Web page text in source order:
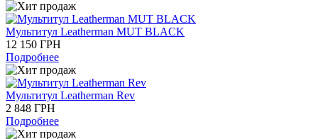
Мультитул Leatherman MUT BLACK
12 150 ГРН
Подробнее
Мультитул Leatherman Rev
2 848 ГРН
Подробнее